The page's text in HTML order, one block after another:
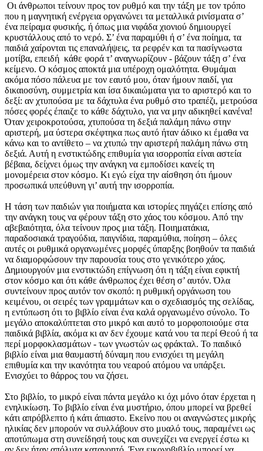
Οι άνθρωποι τείνουν προς τον ρυθμό και την τάξη με τον τρόπο
που η μαγνητική ενέργεια οργανώνει τα μεταλλικά ρινίσματα σ’
ένα πείραμα φυσικής, ή όπως μια νιφάδα χιονιού δημιουργεί
κρυστάλλους από το νερό. Σ’ ένα παραμύθι ή σ’ ένα ποίημα, τα
παιδιά χαίρονται τις επαναλήψεις, τα ρεφρέν και τα πασίγνωστα
μοτίβα, επειδή κάθε φορά τ’ αναγνωρίζουν - βάζουν τάξη σ’ ένα
κείμενο. Ο κόσμος αποκτά μια υπέροχη ομαλότητα. Θυμάμαι
ακόμα πόσο πάλευα με τον εαυτό μου, όταν ήμουν παιδί, για
δικαιοσύνη, συμμετρία και ίσα δικαιώματα για το αριστερό και το
δεξί: αν χτυπούσα με τα δάχτυλα ένα ρυθμό στο τραπέζι, μετρούσα
πόσες φορές έπαιζε το κάθε δάχτυλο, για να μην αδικηθεί κανένα!
Όταν χειροκροτούσα, χτυπούσα τη δεξιά παλάμη πάνω στην
αριστερή, μα ύστερα σκέφτηκα πως αυτό ήταν άδικο κι έμαθα να
κάνω και το αντίθετο – να χτυπώ την αριστερή παλάμη πάνω στη
δεξιά. Αυτή η ενστικτώδης επιθυμία για ισορροπία είναι αστεία
βέβαια, δείχνει όμως την ανάγκη να εμποδίσει κανείς τη
μονομέρεια στον κόσμο. Κι εγώ είχα την αίσθηση ότι ήμουν
προσωπικά υπεύθυνη γι’ αυτή την ισορροπία.
Η τάση των παιδιών για ποιήματα και ιστορίες πηγάζει επίσης από
την ανάγκη τους να φέρουν τάξη στο χάος του κόσμου. Από την
αβεβαιότητα, όλα τείνουν προς μια τάξη. Ποιηματάκια,
παραδοσιακά τραγούδια, παιγνίδια, παραμύθια, ποίηση – όλες
αυτές οι ρυθμικά οργανωμένες μορφές ύπαρξης βοηθούν τα παιδιά
να διαμορφώσουν την παρουσία τους στο γενικότερο χάος.
Δημιουργούν μια ενστικτώδη επίγνωση ότι η τάξη είναι εφικτή
στον κόσμο και ότι κάθε άνθρωπος έχει θέση σ’ αυτόν. Όλα
συντείνουν προς αυτόν τον σκοπό: η ρυθμική οργάνωση του
κειμένου, οι σειρές των γραμμάτων και ο σχεδιασμός της σελίδας,
η εντύπωση ότι το βιβλίο είναι ένα καλά οργανωμένο σύνολο. Το
μεγάλο αποκαλύπτεται στο μικρό και αυτό το μορφοποιούμε στα
παιδικά βιβλία, ακόμα κι αν δεν έχουμε κατά νου τα περί Θεού ή τα
περί μορφοκλασμάτων - των γνωστών ως φράκταλ. Το παιδικό
βιβλίο είναι μια θαυμαστή δύναμη που ενισχύει τη μεγάλη
επιθυμία και την ικανότητα του νεαρού ατόμου να υπάρξει.
Ενισχύει το θάρρος του να ζήσει.
Στο βιβλίο, το μικρό είναι πάντα μεγάλο κι όχι μόνο όταν έρχεται η
ενηλικίωση. Το βιβλίο είναι ένα μυστήριο, όπου μπορεί να βρεθεί
κάτι απρόβλεπτο ή κάτι άπιαστο. Εκείνο που οι αναγνώστες μικρής
ηλικίας δεν μπορούν να συλλάβουν στο μυαλό τους, παραμένει ως
αποτύπωμα στη συνείδησή τους και συνεχίζει να ενεργεί έστω κι